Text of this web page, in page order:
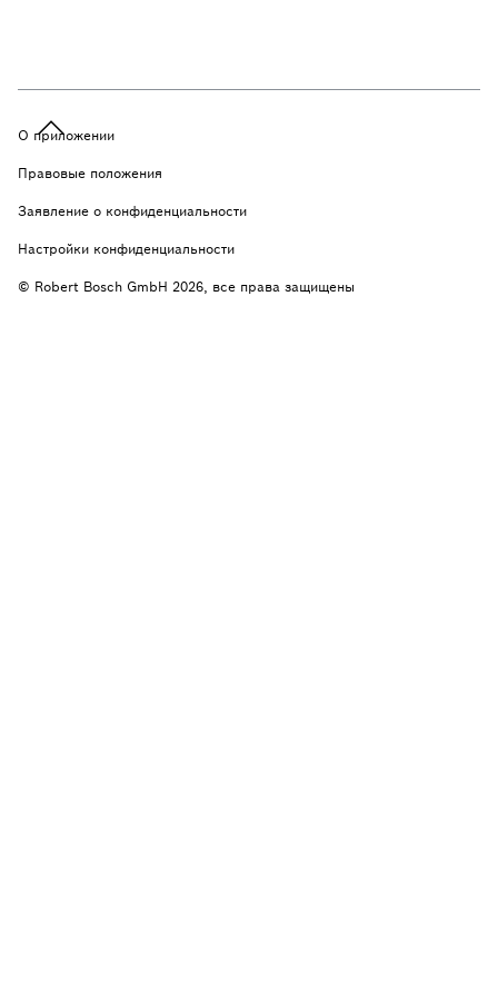
О приложении
Правовые положения
Заявление о конфиденциальности
Настройки конфиденциальности
© Robert Bosch GmbH 2026, все права защищены